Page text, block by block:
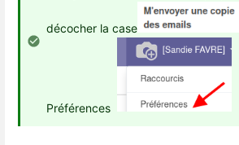
décocher la case
Préférences